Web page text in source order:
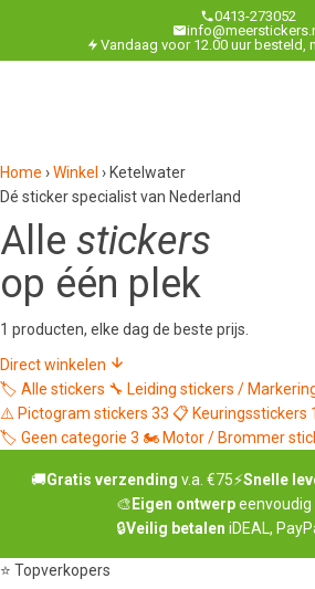
0413-273052
Vandaag voor 12.00 uur besteld,
Home ›Winkel › Ketelwater
Dé sticker specialist van Nederland
Alle stickers
op één plek
1 producten, elke dag de beste prijs.
Direct winkelen
🏷️ Alle stickers 🔧 Leiding stickers /
⚠️ Pictogram stickers 33 📋 Keuringsstickers
🏷️ Geen categorie 3 🏍️ Motor / Brommer
🚚Gratis verzending v.a. €75⚡Snelle
🎨 Eigen ontwerpeenvoudig
🔒Veilig betalen iDEAL,
⭐ Topverkopers